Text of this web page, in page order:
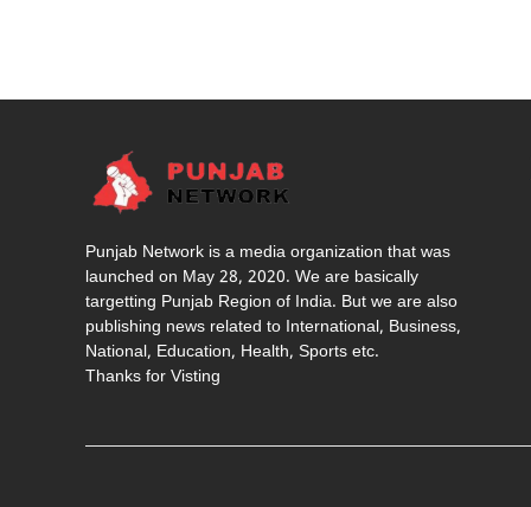
Punjab Network is a media organization that was
launched on May 28, 2020. We are basically
targetting Punjab Region of India. But we are also
publishing news related to International, Business,
National, Education, Health, Sports etc.
Thanks for Visting